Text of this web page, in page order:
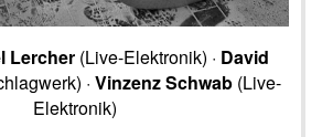
Lercher(Live-Elektronik) · David
· Vinzenz Schwab (Live-
Elektronik)